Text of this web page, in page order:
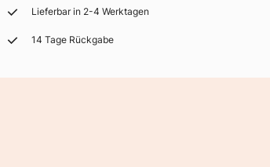
Lieferbar in 2-4 Werktagen
14 Tage Rückgabe